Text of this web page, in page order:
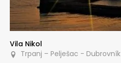
Vila Nikol
Trpanj – Pelješac - Dubrovník